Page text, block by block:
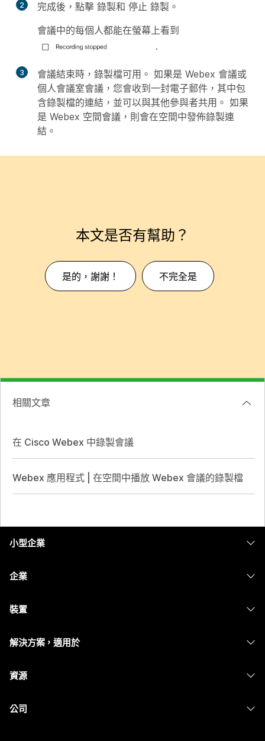
2 完成後，點擊 錄製和 停止 錄製 。
會議中的每個人都能在螢幕上看到
.
3
會議結束時，錄製檔可用。 如果是 Webex 會議或
個人會議室會議，您會收到一封電子郵件，其中包
含錄製檔的連結，並可以與其他參與者共用。 如果
是 Webex 空間會議，則會在空間中發佈錄製連
結。
本文是否有幫助？
是的，謝謝！ 不完全是
相關文章
在 Cisco Webex 中錄製會議
Webex 應用程式 | 在空間中播放 Webex 會議的錄製檔
小型企業
企業
裝置
解決方案，適用於
資源
公司